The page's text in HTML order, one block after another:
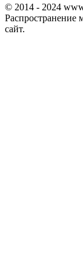
© 2014 - 2024
Распространение
сайт.